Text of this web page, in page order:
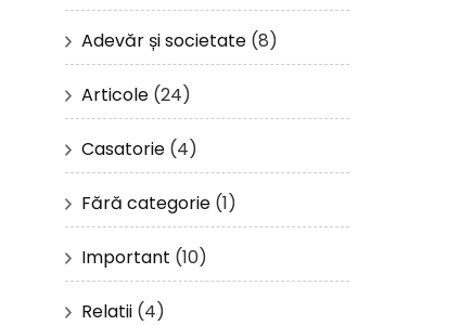
Adevăr și societate(8)
Articole(24)
Casatorie(4)
Fără categorie(1)
Important (10)
Relatii(4)